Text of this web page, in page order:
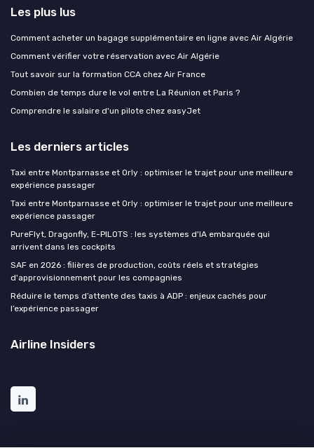
Les plus lus
Comment acheter un bagage supplémentaire en ligne avec Air Algérie
Comment vérifier votre réservation avec Air Algérie
Tout savoir sur la formation CCA chez Air France
Combien de temps dure le vol entre La Réunion et Paris ?
Comprendre le salaire d'un pilote chez easyJet
Les derniers articles
Taxi entre Montparnasse et Orly : optimiser le trajet pour une meilleure
expérience passager
Taxi entre Montparnasse et Orly : optimiser le trajet pour une meilleure
expérience passager
PureFlyt, Dragonfly, E-PILOTS : les systèmes d'IA embarquée qui
arrivent dans les cockpits
SAF en 2026 : filières de production, coûts réels et stratégies
d'approvisionnement pour les compagnies
Réduire le temps d’attente des taxis à ADP : enjeux cachés pour
l’expérience passager
Airline Insiders